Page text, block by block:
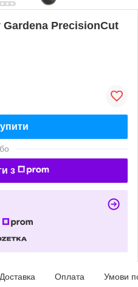
PrecisionCut
з
Доставка Оплата Умови